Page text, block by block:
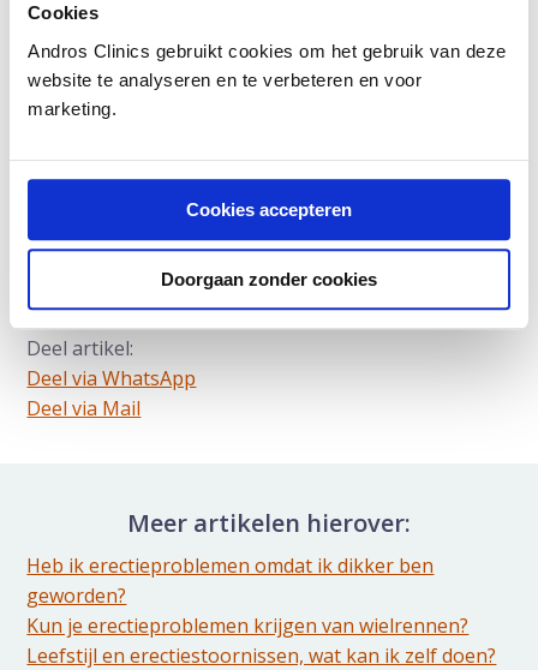
Cookies
Andros Clinics gebruikt cookies om het gebruik van deze
website te analyseren en te verbeteren en voor
marketing.
Cookies accepteren
Doorgaan zonder cookies
oprichter van Andros. Eerder werd urologie van
Radboudumc onder zijn leiding wereldwijd
Dit is een ouder artikel dat niet meer geüpdatet
Deel artikel:
Deel via WhatsApp
Deel dit via Whatsapp
Deel via Mail
Meer artikelen hierover:
Heb ik erectieproblemen omdat ik dikker ben
geworden?
Kun je erectieproblemen krijgen van wielrennen?
Leefstijl en erectiestoornissen, wat kan ik zelf doen?